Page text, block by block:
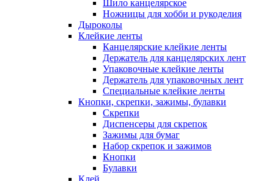
Шило канцелярское
Ножницы для хобби и рукоделия
Дыроколы
Клейкие ленты
Канцелярские клейкие ленты
Держатель для канцелярских лент
Упаковочные клейкие ленты
Держатель для упаковочных лент
Специальные клейкие ленты
Кнопки, скрепки, зажимы, булавки
Скрепки
Диспенсеры для скрепок
Зажимы для бумаг
Набор скрепок и зажимов
Кнопки
Булавки